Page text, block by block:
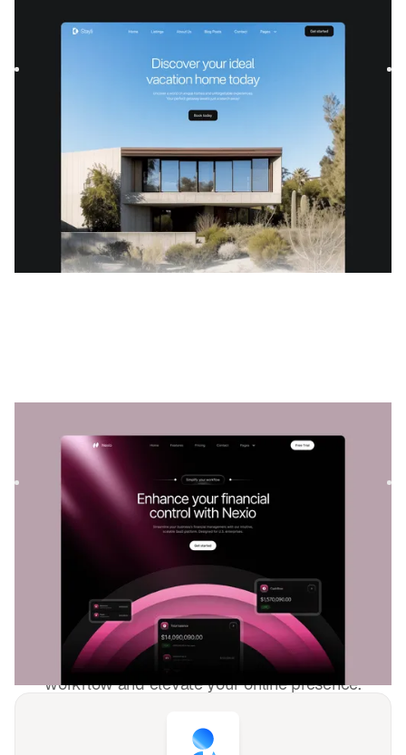
Um modelo moderno para projetos imobiliários e de viagens
e turismo, criado para mostrar propriedades e estadias
Nexio é um modelo SaaS versátil para empresas de
tecnologia. Sua estrutura personalizável permite que os
serviços sej...
DESIGNED FOR YOU
templates used by
websites for1540+happy
freelancers and agencies!
Whether you're a solo freelancer, a growing startup,
or a busy agency, our Webflow, Framer and Figma
templates are designed to streamline your
workflow and elevate your online presence.